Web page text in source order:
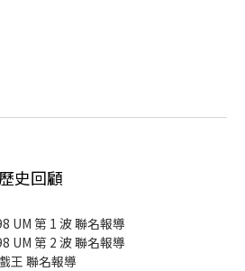
歷史回顧
UM 第 1 波 聯名報導
UM 第 2 波 聯名報導
王 聯名報導